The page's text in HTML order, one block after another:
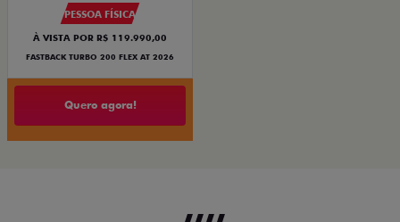
PESSOA FÍSICA
À VISTA POR R$ 119.990,00
FASTBACK TURBO 200 FLEX AT 2026
Quero agora!